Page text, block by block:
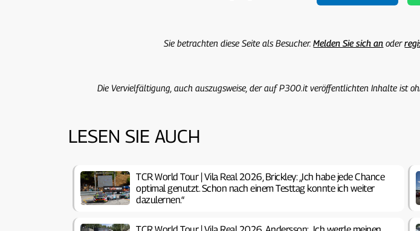
Sie betrachten diese Seite als Besucher.Melden Sie sich an oder
Die Vervielfältigung, auch auszugsweise, der auf P300.it veröffentlichten Inhalte ist
LESEN SIE AUCH
TCR World Tour | Vila Real 2026, Brickley: „Ich habe jede Chance
optimal genutzt. Schon nach einem Testtag konnte ich weiter
dazulernen.“